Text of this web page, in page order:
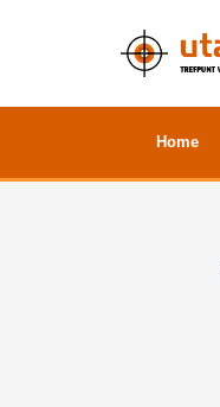
Home